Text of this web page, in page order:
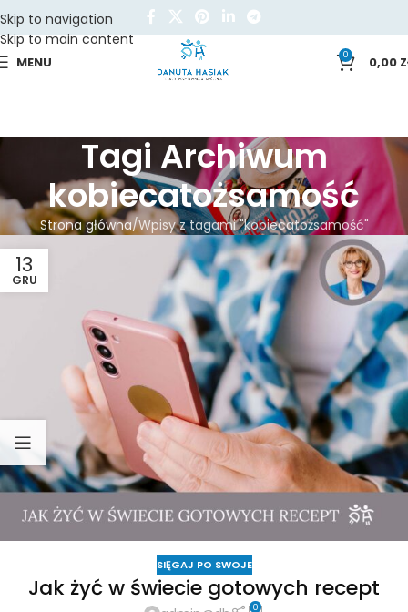
Skip to navigation
Skip to main content
MENU 0 0,00
Tagi Archiwum
kobiecatożsamość
Strona główna Wpisy z tagami "kobiecatożsamość"
13
GRU
SIĘGAJ PO SWOJE
Jak żyć w świecie gotowych recept
0